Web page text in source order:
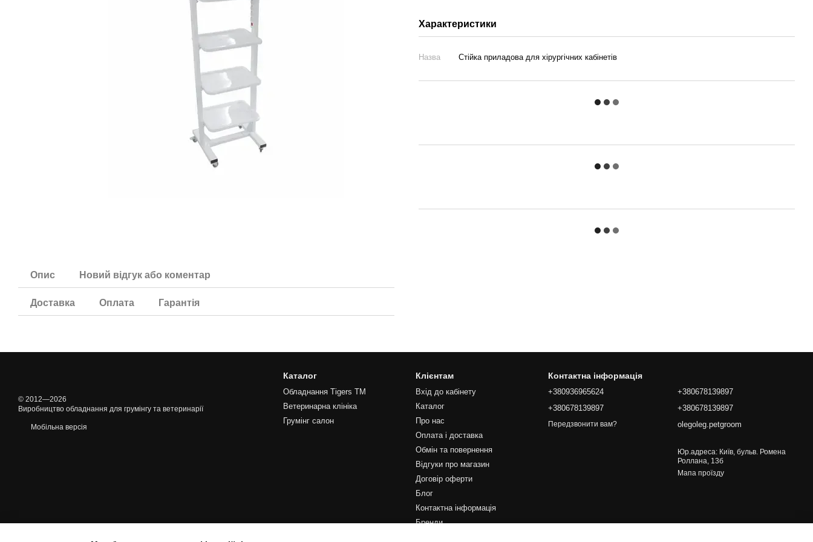
Опис Новий відгук або коментар
Доставка Оплата Гарантія
Характеристики
Назва Стійка приладова для хірургічних кабінетів
© 2012—2026
Виробництво обладнання для грумінгу та ветеринарії
Мобільна версія
Каталог
Обладнання Tigers TM
Ветеринарна клініка
Грумінг салон
Клієнтам
Вхід до кабінету
Каталог
Про нас
Оплата і доставка
Обмін та повернення
Відгуки про магазин
Договір оферти
Блог
Контактна інформація
Бренди
Контактна інформація
+380936965624
+380678139897
Передзвонити вам?
+380678139897
+380678139897
olegoleg.petgroom
Юр.адреса: Київ, бульв. Ромена
Роллана, 13б
Мапа проїзду